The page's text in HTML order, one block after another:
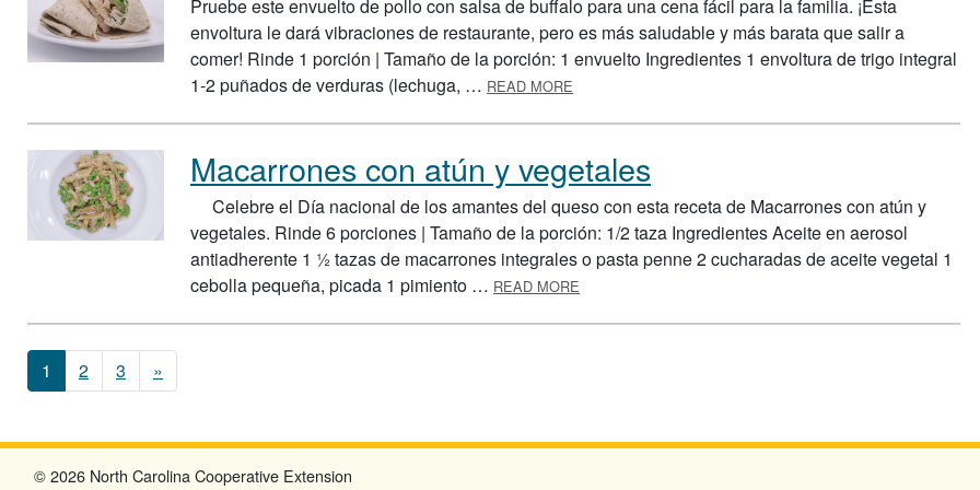
Pruebe este envuelto de pollo con salsa de buffalo para una cena fácil para la familia. ¡Esta
envoltura le dará vibraciones de restaurante, pero es más saludable y más barata que salir a
comer! Rinde 1 porción | Tamaño de la porción: 1 envuelto Ingredientes 1 envoltura de trigo integral
1-2 puñados de verduras (lechuga, … READ MORE
Macarrones con atún y vegetales
Celebre el Día nacional de los amantes del queso con esta receta de Macarrones con atún y
vegetales. Rinde 6 porciones | Tamaño de la porción: 1/2 taza Ingredientes Aceite en aerosol
antiadherente 1 ½ tazas de macarrones integrales o pasta penne 2 cucharadas de aceite vegetal 1
cebolla pequeña, picada 1 pimiento … READ MORE
Posts navigation
1 2 3 »
© 2026 North Carolina Cooperative Extension